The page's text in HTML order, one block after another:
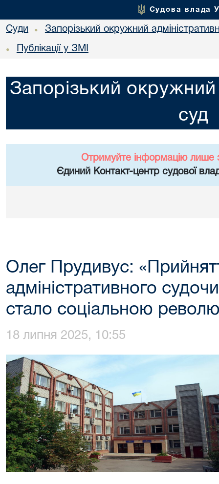
Судова влада
Суди • Запорізький окружний
• Публікації у ЗМІ
Запорізький окружний
суд
Отримуйте інформацію лише
Єдиний Контакт-центр судової
Олег Прудивус:
адміністративного
стало соціальною
18 липня 2025, 10:55